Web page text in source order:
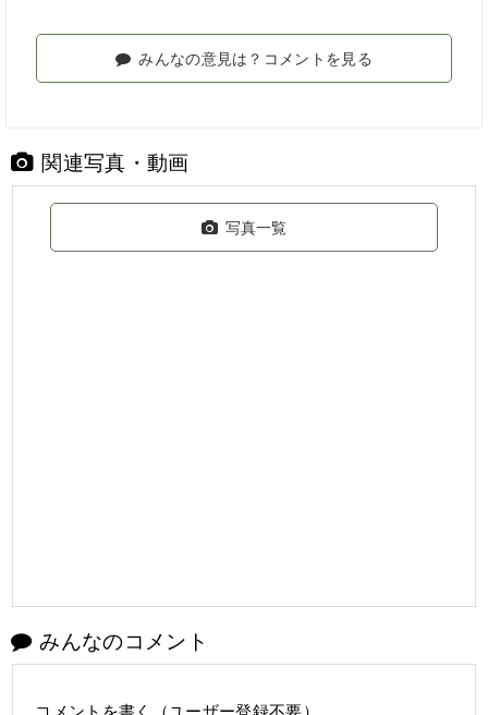
みんなの意見は？コメントを見る
関連写真・動画
写真一覧
みんなのコメント